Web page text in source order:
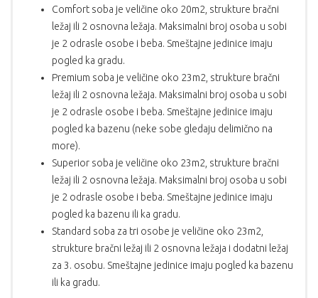
Comfort soba je veličine oko 20m2, strukture bračni
ležaj ili 2 osnovna ležaja. Maksimalni broj osoba u sobi
je 2 odrasle osobe i beba. Smeštajne jedinice imaju
pogled ka gradu.
Premium soba je veličine oko 23m2, strukture bračni
ležaj ili 2 osnovna ležaja. Maksimalni broj osoba u sobi
je 2 odrasle osobe i beba. Smeštajne jedinice imaju
pogled ka bazenu (neke sobe gledaju delimično na
more).
Superior soba je veličine oko 23m2, strukture bračni
ležaj ili 2 osnovna ležaja. Maksimalni broj osoba u sobi
je 2 odrasle osobe i beba. Smeštajne jedinice imaju
pogled ka bazenu ili ka gradu.
Standard soba za tri osobe je veličine oko 23m2,
strukture bračni ležaj ili 2 osnovna ležaja i dodatni ležaj
za 3. osobu. Smeštajne jedinice imaju pogled ka bazenu
ili ka gradu.